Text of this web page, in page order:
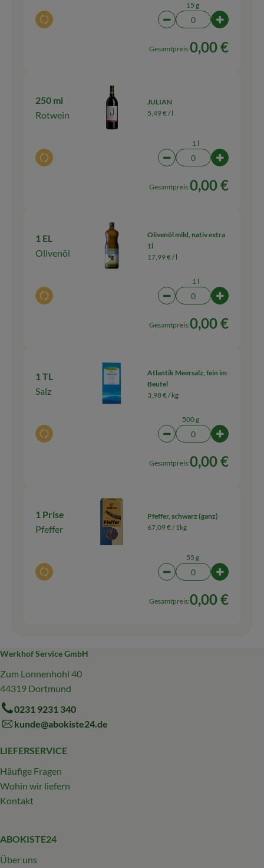
Auswahl ändern
15 g
Artikelanzahl
Gesamtpreis:0,00 €
250 ml
Rotwein
Auswahl ändern
JULIAN
5,49 € /l
1 l
Artikelanzahl
Gesamtpreis:0,00 €
1 EL
Olivenöl
Auswahl ändern
Olivenöl mild, nativ extra
1l
17,99 € /l
1 l
Artikelanzahl
Gesamtpreis:0,00 €
1 TL
Salz
Auswahl ändern
Atlantik Meersalz, fein im
Beutel
3,98 € /kg
500 g
Artikelanzahl
Gesamtpreis:0,00 €
1 Prise
Pfeffer
Auswahl ändern
Pfeffer, schwarz (ganz)
67,09 € /1kg
55 g
Artikelanzahl
Gesamtpreis:0,00 €
Werkhof Service GmbH
Zum Lonnenhohl 40
44319 Dortmund
0231 9231 340
kunde@abokiste24.de
LIEFERSERVICE
Häufige Fragen
Wohin wir liefern
Kontakt
ABOKISTE24
Über uns